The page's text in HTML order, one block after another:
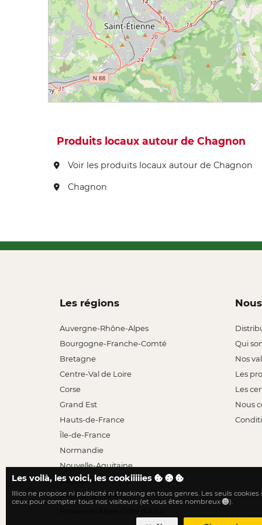
Produits locaux autour de Chagnon
Voir les produits locaux autour de Chagnon
Chagnon
Les régions
Auvergne-Rhône-Alpes
Bourgogne-Franche-Comté
Bretagne
Centre-Val de Loire
Corse
Grand Est
Hauts-de-France
Île-de-France
Normandie
Nouvelle-Aquitaine
Occitanie
Pays de la Loire
Qui
Nos
Les
Les
Nous
Les voilà, les voici, les cookiiiiies
Illico ne propose ni publicité ni tracking en tous genres. Les seuls cookies
ceux pour compter tous nos visiteurs (et vous êtes nombreux
).